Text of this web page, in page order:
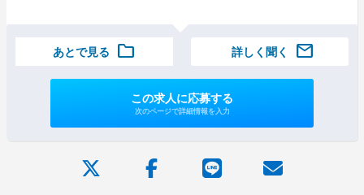
あとで見る folder 詳しく聞く mail
この求人に応募する
次のページで詳細情報を入力